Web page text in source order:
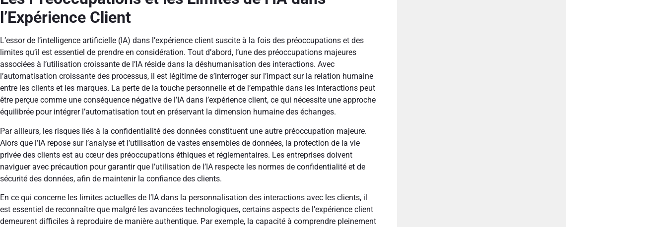
l’Expérience Client
L’essor de l’intelligence artificielle (IA) dans l’expérience client suscite à la fois des préoccupations et des
limites qu’il est essentiel de prendre en considération. Tout d’abord, l’une des préoccupations majeures
associées à l’utilisation croissante de l’IA réside dans la déshumanisation des interactions. Avec
l’automatisation croissante des processus, il est légitime de s’interroger sur l’impact sur la relation humaine
entre les clients et les marques. La perte de la touche personnelle et de l’empathie dans les interactions peut
être perçue comme une conséquence négative de l’IA dans l’expérience client, ce qui nécessite une approche
équilibrée pour intégrer l’automatisation tout en préservant la dimension humaine des échanges.
Par ailleurs, les risques liés à la confidentialité des données constituent une autre préoccupation majeure.
Alors que l’IA repose sur l’analyse et l’utilisation de vastes ensembles de données, la protection de la vie
privée des clients est au cœur des préoccupations éthiques et réglementaires. Les entreprises doivent
naviguer avec précaution pour garantir que l’utilisation de l’IA respecte les normes de confidentialité et de
sécurité des données, afin de maintenir la confiance des clients.
En ce qui concerne les limites actuelles de l’IA dans la personnalisation des interactions avec les clients, il
est essentiel de reconnaître que malgré les avancées technologiques, certains aspects de l’expérience client
demeurent difficiles à reproduire de manière authentique. Par exemple, la capacité à comprendre pleinement